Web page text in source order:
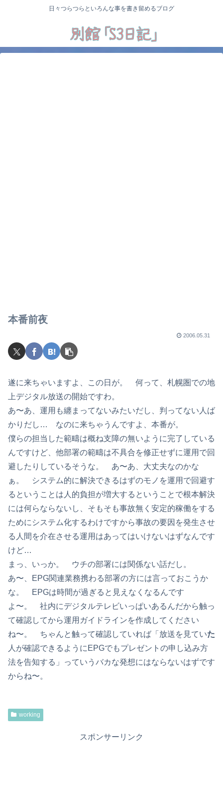
日々つらつらといろんな事を書き留めるブログ
本番前夜
2006.05.31
遂に来ちゃいますよ、この日が。 何って、札幌圏での地
上デジタル放送の開始ですわ。
あ〜あ、運用も纏まってないみたいだし、判ってない人ば
かりだし… なのに来ちゃうんですよ、本番が。
僕らの担当した範疇は概ね支障の無いように完了している
んですけど、他部署の範疇は不具合を修正せずに運用で回
避したりしているそうな。 あ〜あ、大丈夫なのかな
ぁ。 システム的に解決できるはずのモノを運用で回避す
るということは人的負担が増大するということで根本解決
には何らならないし、そもそも事故無く安定的稼働をする
ためにシステム化するわけですから事故の要因を発生させ
る人間を介在させる運用はあってはいけないはずなんです
けど…
まっ、いっか。 ウチの部署には関係ない話だし。
あ〜、EPG関連業務携わる部署の方には言っておこうか
な。 EPGは時間が過ぎると見えなくなるんです
よ〜。 社内にデジタルテレビいっぱいあるんだから触っ
て確認してから運用ガイドラインを作成してください
ね〜。 ちゃんと触って確認していれば「放送を見ていた
人が確認できるようにEPGでもプレゼントの申し込み方
法を告知する」っていうバカな発想にはならないはずです
からね〜。
working
スポンサーリンク